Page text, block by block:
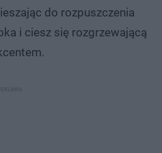
do rozpuszczenia
i ciesz się rozgrzewającą